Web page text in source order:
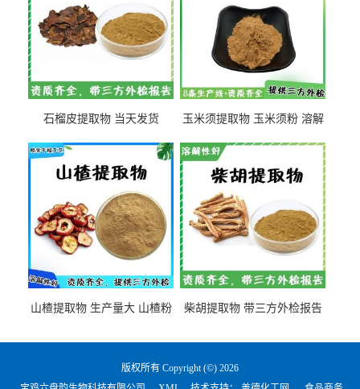
石榴皮提取物 当天发货
玉米须提取物 玉米须粉 溶解
山楂提取物 生产量大 山楂粉 柴胡提取物 带三方外检报告
版权所有 Copyright (©) 2026